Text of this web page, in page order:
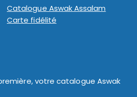
Catalogue Aswak Assalam
Carte fidélité
votre catalogue Aswak